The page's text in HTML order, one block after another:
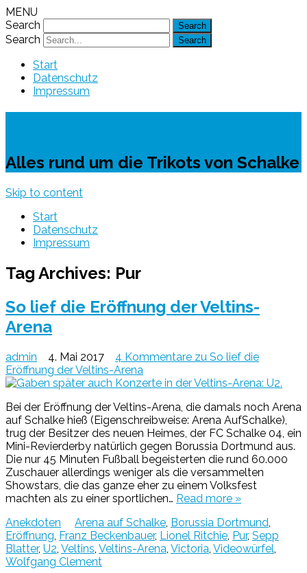
MENU
Search
Search
Start
Datenschutz
Impressum
Alles rund um die Trikots von Schalke
Skip to content
Start
Datenschutz
Impressum
Tag Archives: Pur
So lief die Eröffnung der Veltins-
Arena
admin 4. Mai 2017 4 Kommentare zu So lief die
Eröffnung der Veltins-Arena
Bei der Eröffnung der Veltins-Arena, die damals noch Arena
auf Schalke hieß (Eigenschreibweise: Arena AufSchalke),
trug der Besitzer des neuen Heimes, der FC Schalke 04, ein
Mini-Revierderby natürlich gegen Borussia Dortmund aus.
Die nur 45 Minuten Fußball begeisterten die rund 60.000
Zuschauer allerdings weniger als die versammelten
Showstars, die das ganze eher zu einem Volksfest
machten als zu einer sportlichen… Read more »
Anekdoten
Arena auf Schalke Borussia Dortmund
Eröffnung Franz Beckenbauer, Lionel Ritchie Pur, Sepp
Blatter, U2 Veltins Veltins-Arena Victoria Videowürfel
Wolfgang Clement